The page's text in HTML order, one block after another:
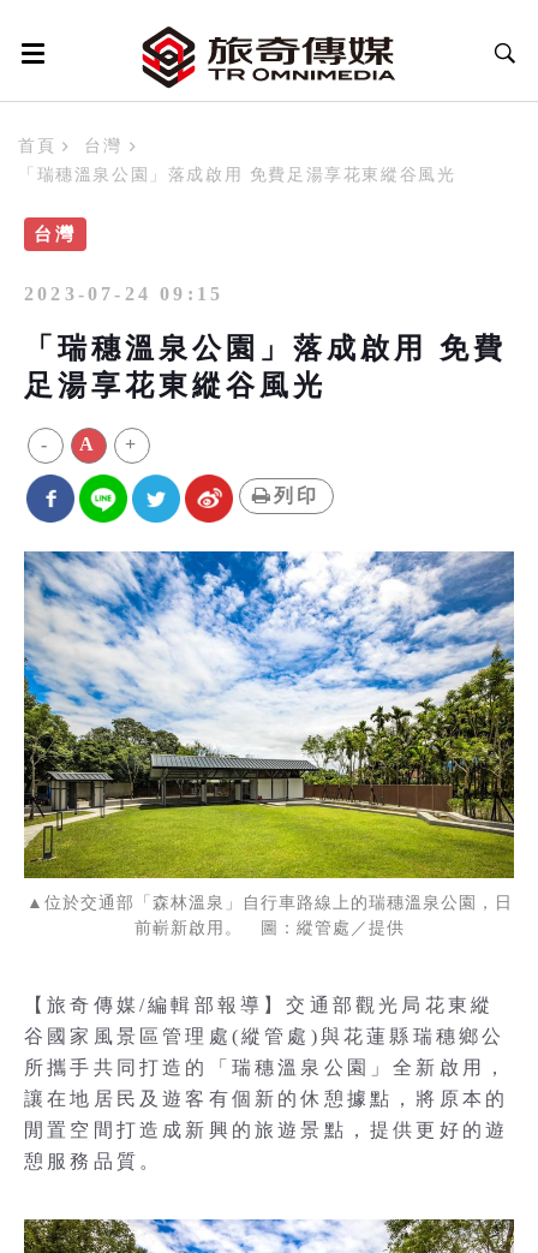
首頁
台灣
「瑞穗溫泉公園」落成啟用 免費足湯享花東縱谷風光
台灣
2023-07-24 09:15
「瑞穗溫泉公園」落成啟用 免費
足湯享花東縱谷風光
- A +
列印
▲位於交通部「森林溫泉」自行車路線上的瑞穗溫泉公園，日
前嶄新啟用。 圖：縱管處／提供
【旅奇傳媒/編輯部報導】交通部觀光局花東縱
谷國家風景區管理處(縱管處)與花蓮縣瑞穗鄉公
所攜手共同打造的「瑞穗溫泉公園」全新啟用，
讓在地居民及遊客有個新的休憩據點，將原本的
閒置空間打造成新興的旅遊景點，提供更好的遊
憩服務品質。